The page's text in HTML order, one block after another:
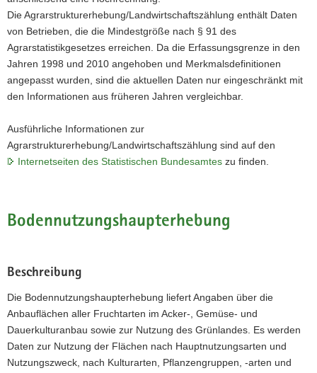
Die Agrarstrukturerhebung/Landwirtschaftszählung enthält Daten
von Betrieben, die die Mindestgröße nach § 91 des
Agrarstatistikgesetzes erreichen. Da die Erfassungsgrenze in den
Jahren 1998 und 2010 angehoben und Merkmalsdefinitionen
angepasst wurden, sind die aktuellen Daten nur eingeschränkt mit
den Informationen aus früheren Jahren vergleichbar.
Ausführliche Informationen zur
Agrarstrukturerhebung/Landwirtschaftszählung sind auf den
Internetseiten des Statistischen Bundesamtes zu finden.
Bodennutzungshaupterhebung
Beschreibung
Die Bodennutzungshaupterhebung liefert Angaben über die
Anbauflächen aller Fruchtarten im Acker-, Gemüse- und
Dauerkulturanbau sowie zur Nutzung des Grünlandes. Es werden
Daten zur Nutzung der Flächen nach Hauptnutzungsarten und
Nutzungszweck, nach Kulturarten, Pflanzengruppen, -arten und